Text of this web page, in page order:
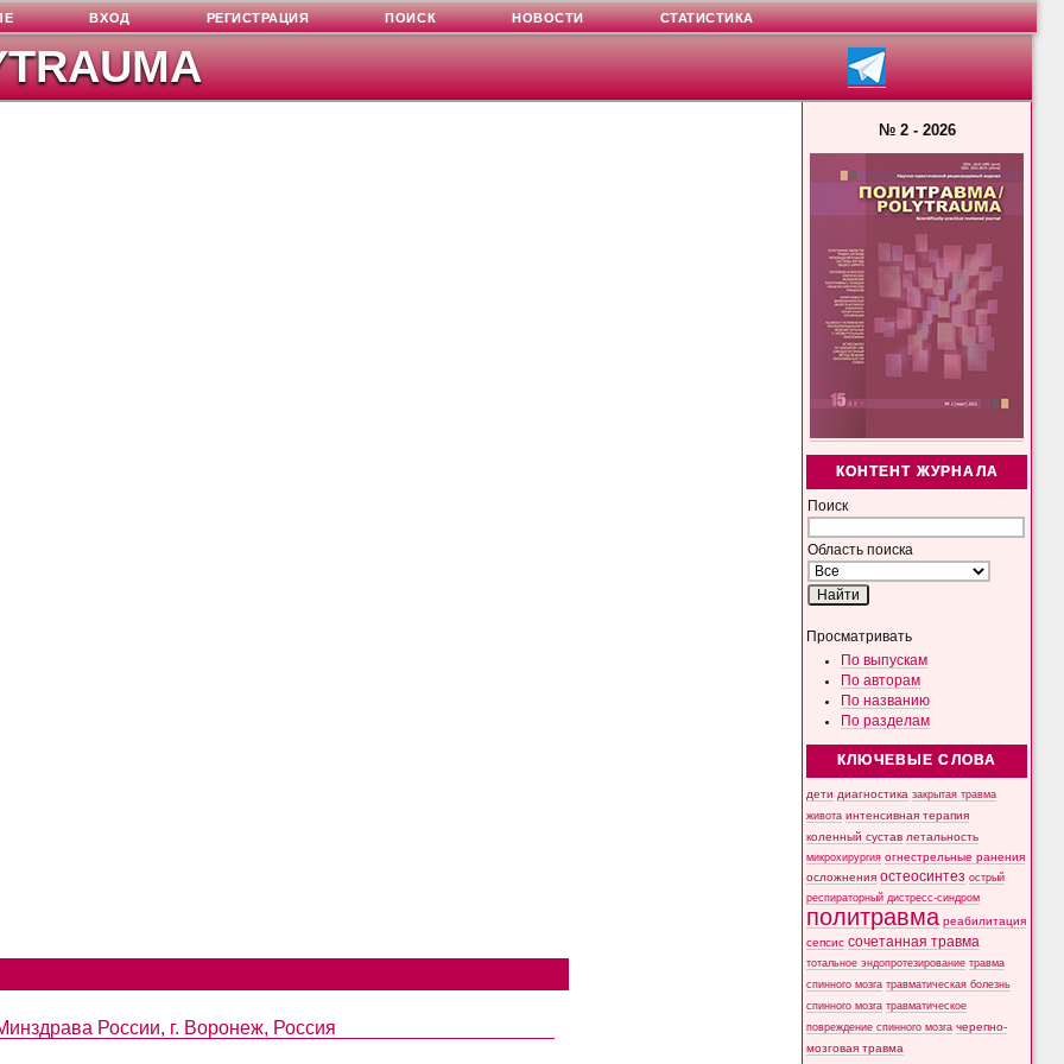
№ 2 - 2026
КОНТЕНТ ЖУРНАЛА
Поиск
Область поиска
Просматривать
По выпускам
По авторам
По названию
По разделам
КЛЮЧЕВЫЕ СЛОВА
дети диагностика закрытая травма
живота интенсивная терапия
коленный сустав летальность
микрохирургия огнестрельные ранения
осложнения остеосинтез острый
респираторный дистресс-синдром
политравма реабилитация
сепсис сочетанная травма
тотальное эндопротезирование травма
спинного мозга травматическая болезнь
спинного мозга травматическое
повреждение спинного мозга черепно-
мозговая травма
ВХОД РЕГИСТРАЦИЯ ПОИСК НОВОСТИ СТАТИСТИКА
России, г. Воронеж, Россия